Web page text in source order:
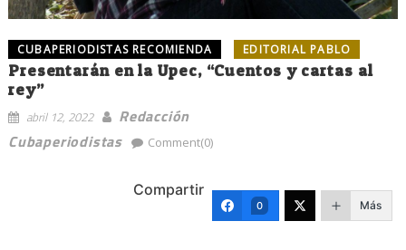
CUBAPERIODISTAS RECOMIENDA EDITORIAL PABLO
Presentarán en la Upec, “Cuentos y cartas al
rey”
abril 12, 2022
Redacción
Cubaperiodistas
Comment(0)
Compartir
0 Más